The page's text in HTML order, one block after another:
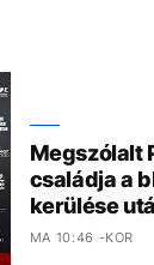
Megszólalt
családja a
kerülése
MA 10:46 -KOR